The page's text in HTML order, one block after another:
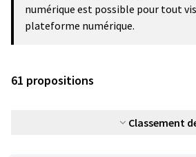
numérique est possible pour tout
plateforme numérique.
61 propositions
Classement